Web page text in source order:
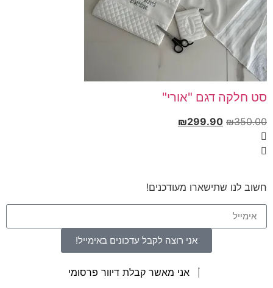
סט חלקה דגם "אורי"
₪350.00
₪299.90
חשוב לנו שתישארו מעודכנים!
אני רוצה לקבל עדכונים באימייל!
אני מאשר קבלת דיוור פרסומי